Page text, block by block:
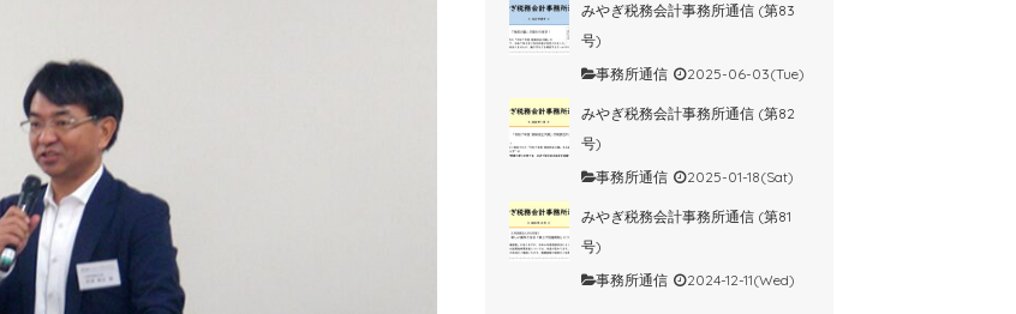
みやぎ税務会計事務所通信 (第83
号)
事務所通信
2025-06-03(Tue)
みやぎ税務会計事務所通信 (第82
号)
事務所通信
2025-01-18(Sat)
みやぎ税務会計事務所通信 (第81
号)
事務所通信
2024-12-11(Wed)